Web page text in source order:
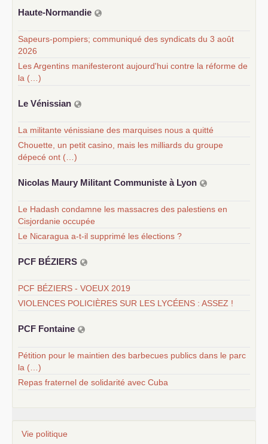
Haute-Normandie
Sapeurs-pompiers; communiqué des syndicats du 3 août
2026
Les Argentins manifesteront aujourd'hui contre la réforme de
la (…)
Le Vénissian
La militante vénissiane des marquises nous a quitté
Chouette, un petit casino, mais les milliards du groupe
dépecé ont (…)
Nicolas Maury Militant Communiste à Lyon
Le Hadash condamne les massacres des palestiens en
Cisjordanie occupée
Le Nicaragua a-t-il supprimé les élections ?
PCF BÉZIERS
PCF BÉZIERS - VOEUX 2019
VIOLENCES POLICIÈRES SUR LES LYCÉENS : ASSEZ !
PCF Fontaine
Pétition pour le maintien des barbecues publics dans le parc
la (…)
Repas fraternel de solidarité avec Cuba
Vie politique